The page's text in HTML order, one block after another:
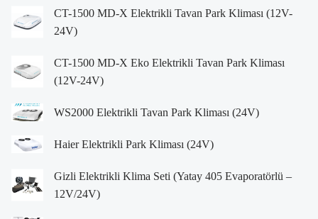
CT-1500 MD-X Elektrikli Tavan Park Kliması (12V-
24V)
CT-1500 MD-X Eko Elektrikli Tavan Park Kliması
(12V-24V)
WS2000 Elektrikli Tavan Park Kliması (24V)
Haier Elektrikli Park Kliması (24V)
Gizli Elektrikli Klima Seti (Yatay 405 Evaporatörlü –
12V/24V)